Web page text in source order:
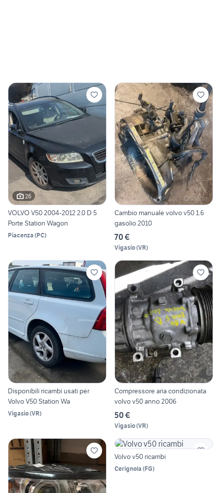
26
VOLVO V50 2004-2012 2.0 D 5
Porte Station Wagon
Piacenza (PC)
Cambio manuale volvo v50 1.6
gasolio 2010
70 €
Vigasio(VR)
Disponibili ricambi usati per
Volvo V50 Station Wa
Vigasio(VR)
Compressore aria condizionata
volvo v50 anno 2006
50 €
Vigasio(VR)
Volvo v50 ricambi
Cerignola (FG)